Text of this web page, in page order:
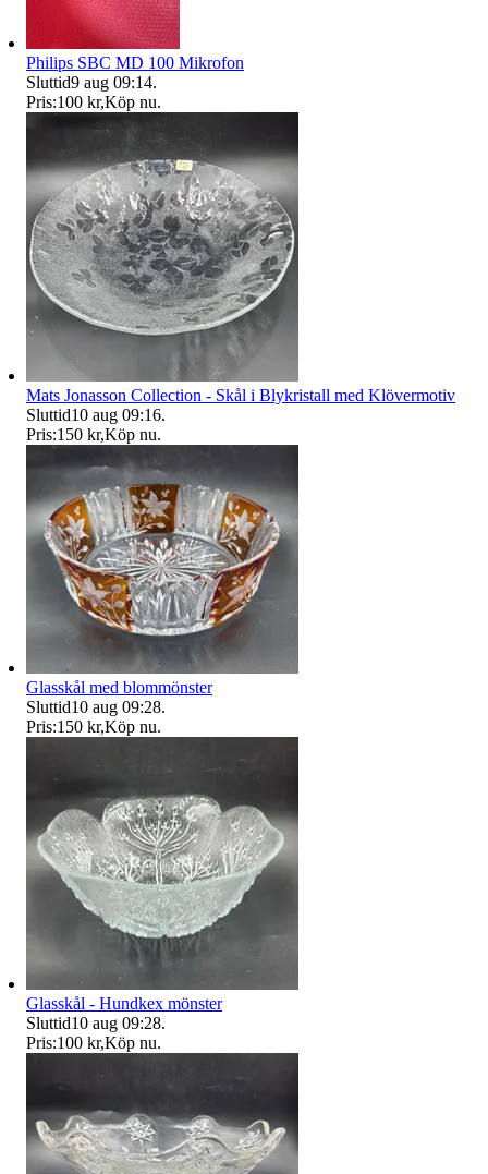
Philips SBC MD 100 Mikrofon
Sluttid9 aug 09:14.
Pris:100 kr,Köp nu.
Mats Jonasson Collection - Skål i Blykristall med Klövermotiv
Sluttid10 aug 09:16.
Pris:150 kr,Köp nu.
Glasskål med blommönster
Sluttid10 aug 09:28.
Pris:150 kr,Köp nu.
Glasskål - Hundkex mönster
Sluttid10 aug 09:28.
Pris:100 kr,Köp nu.